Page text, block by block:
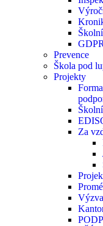
GDPR
Prevence
Škola pod
Projekty
Za